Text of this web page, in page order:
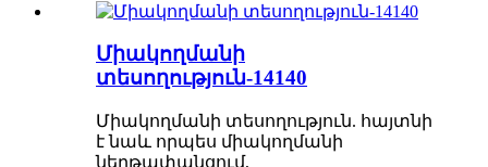
Միակողմանի
տեսողություն-14140
Միակողմանի տեսողություն. հայտնի
է նաև որպես միակողմանի
ներթափանցում,